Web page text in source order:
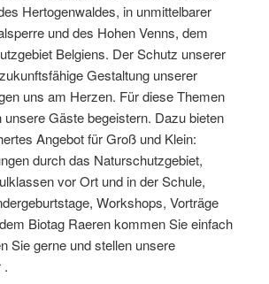
Hertogenwaldes, in unmittelbarer
und des Hohen Venns, dem
Belgiens. Der Schutz unserer
Gestaltung unserer
uns am Herzen. Für diese Themen
Gäste begeistern. Dazu bieten
Angebot für Groß und Klein:
durch das Naturschutzgebiet,
vor Ort und in der Schule,
Workshops, Vorträge
Biotag Raeren kommen Sie einfach
Sie gerne und stellen unsere
.